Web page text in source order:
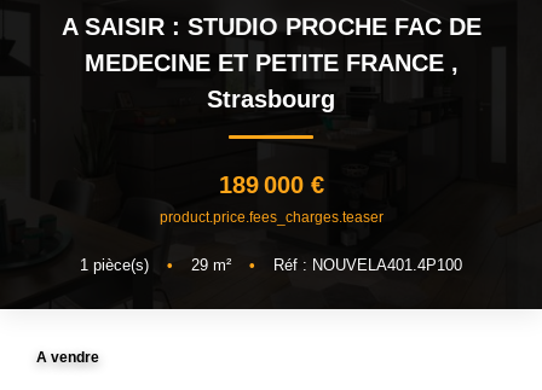
Neuf
LOCATIONS
GESTION
ESTIMATION
A SAISIR : STUDIO PROCHE FAC DE
MEDECINE ET PETITE FRANCE ,
Strasbourg
189 000 €
product.price.fees_charges.teaser
1 pièce(s) • 29 m² • Réf : NOUVELA401.4P100
A vendre